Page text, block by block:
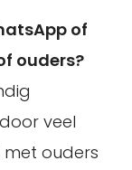
of
ouders?
veel
ouders